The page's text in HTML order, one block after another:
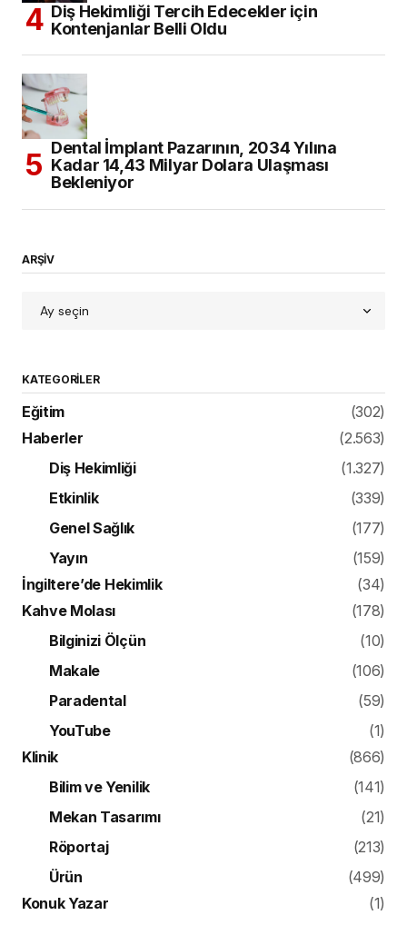
Diş Hekimliği Tercih Edecekler için
Kontenjanlar Belli Oldu
Dental İmplant Pazarının, 2034 Yılına
Kadar 14,43 Milyar Dolara Ulaşması
Bekleniyor
ARŞİV
KATEGORILER
Eğitim
(302)
Haberler
(2.563)
Diş Hekimliği
(1.327)
Etkinlik
(339)
Genel Sağlık
(177)
Yayın
(159)
İngiltere’de Hekimlik
(34)
Kahve Molası
(178)
Bilginizi Ölçün
(10)
Makale
(106)
Paradental
(59)
YouTube
(1)
Klinik
(866)
Bilim ve Yenilik
(141)
Mekan Tasarımı
(21)
Röportaj
(213)
Ürün
(499)
Konuk Yazar
(1)